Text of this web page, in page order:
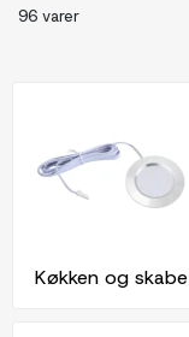
96 varer
Køkken og skabe